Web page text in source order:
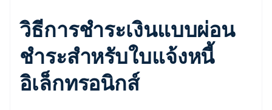
วิธีการชําระเงินแบบผ่อน
ชําระสําหรับใบแจ้งหนี้
อิเล็กทรอนิกส์